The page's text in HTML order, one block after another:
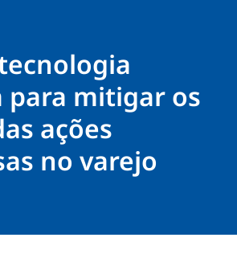
mitigar os
ações
no varejo